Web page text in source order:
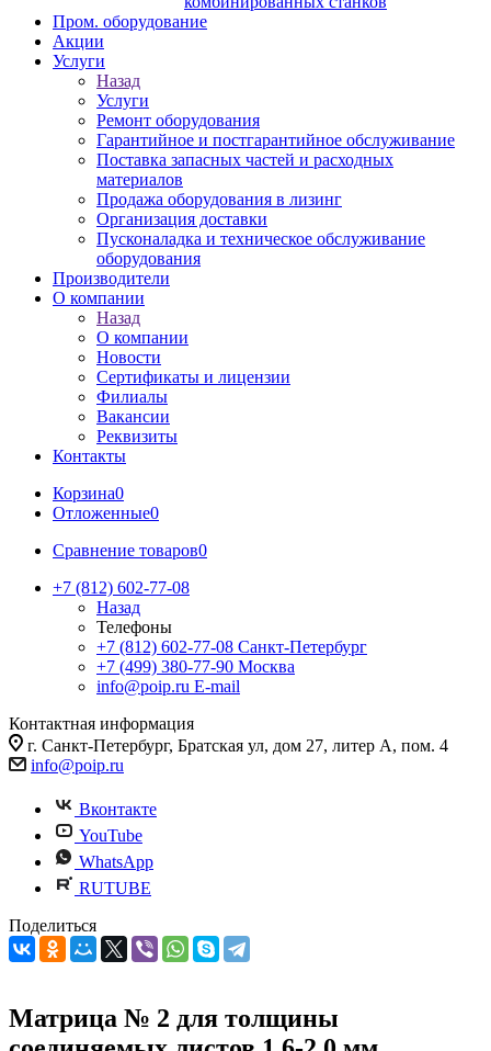
Пром. оборудование
Акции
Услуги
Назад
Услуги
Ремонт оборудования
Гарантийное и постгарантийное обслуживание
Поставка запасных частей и расходных
материалов
Продажа оборудования в лизинг
Организация доставки
Пусконаладка и техническое обслуживание
оборудования
Производители
О компании
Назад
О компании
Новости
Сертификаты и лицензии
Филиалы
Вакансии
Реквизиты
Контакты
Корзина0
Отложенные0
Сравнение товаров0
+7 (812) 602-77-08
Назад
Телефоны
+7 (812) 602-77-08 Санкт-Петербург
+7 (499) 380-77-90 Москва
info@poip.ru E-mail
Контактная информация
г. Санкт-Петербург, Братская ул, дом 27, литер А, пом. 4
info@poip.ru
Вконтакте
YouTube
WhatsApp
RUTUBE
Поделиться
Матрица № 2 для толщины